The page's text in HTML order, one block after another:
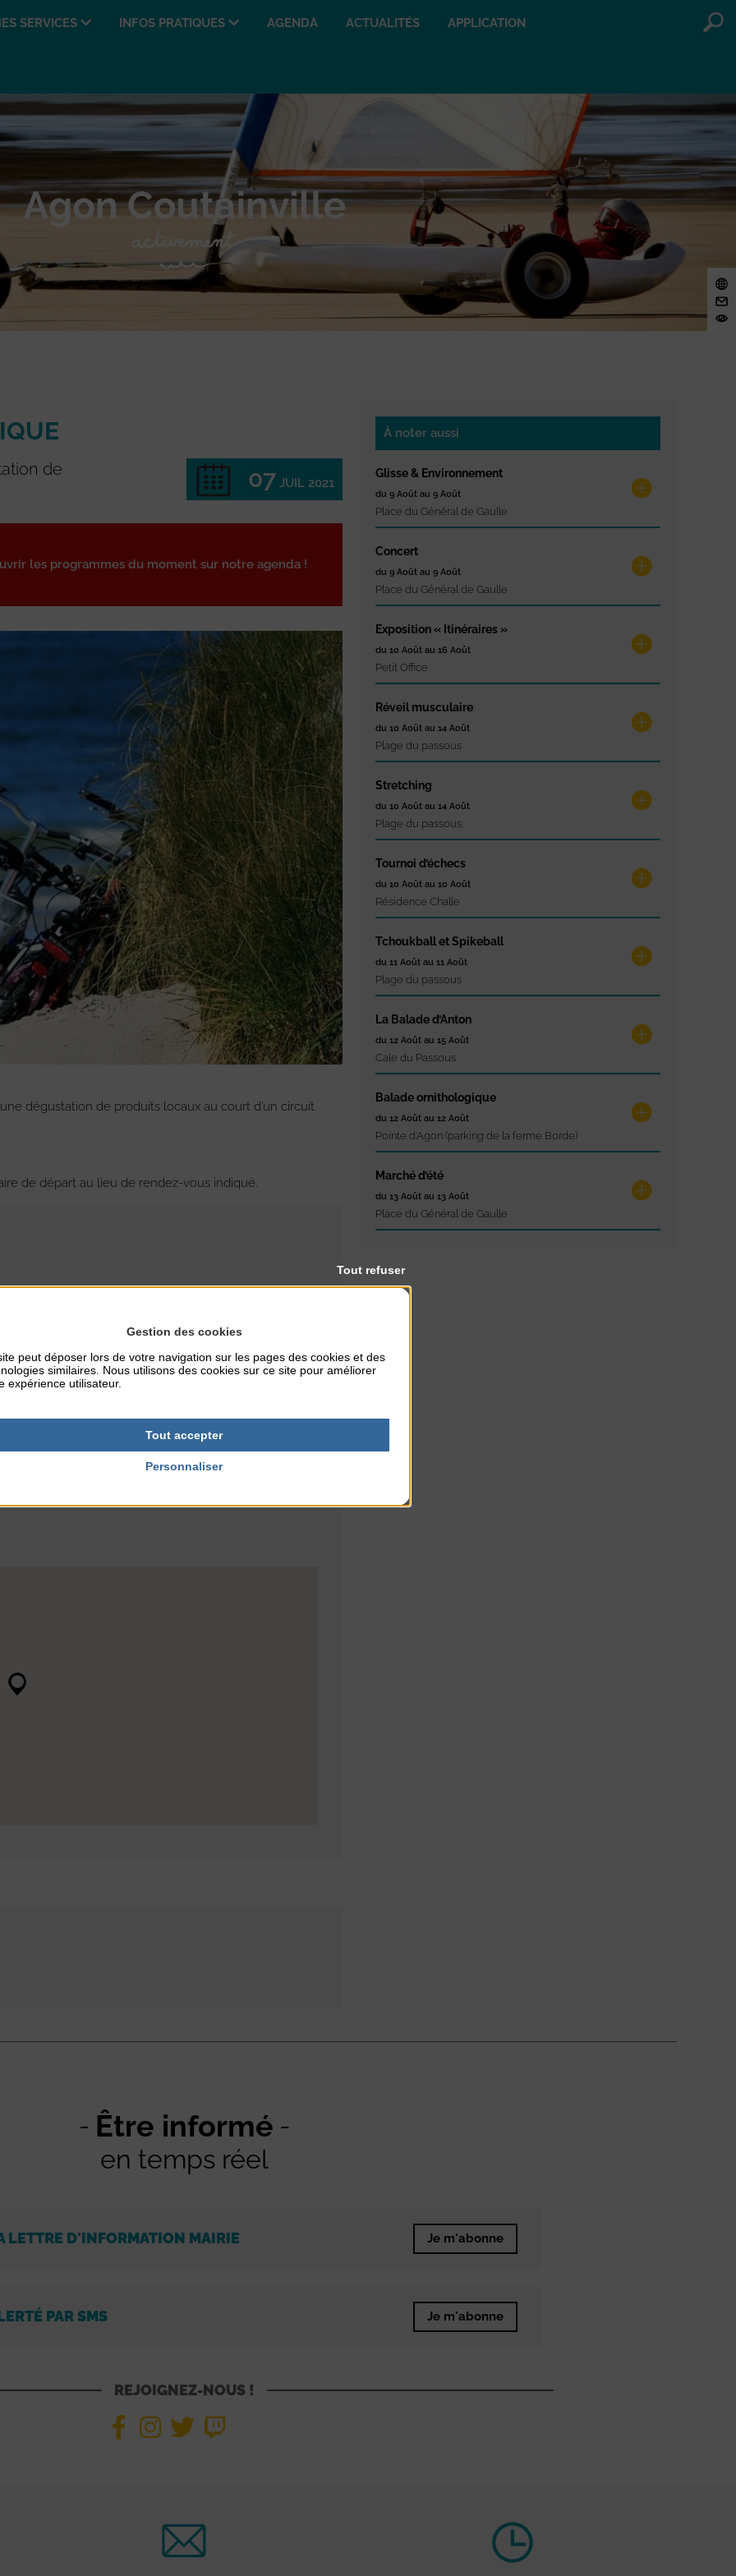
SERVICES INFOS PRATIQUES AGENDA ACTUALITÉS APPLICATION
de 07 JUIL 2021
les programmes du moment sur notre agenda !
dégustation de produits locaux au court d’un circuit
de départ au lieu de rendez-vous indiqué.
45€ (+ de 15 ans)
30€ (de 8 à 15 ans)
20€/pers. venant avec son
À noter aussi
Glisse & Environnement
du 9 Août au 9 Août
Place du Général de Gaulle
Concert
du 9 Août au 9 Août
Place du Général de Gaulle
Exposition « Itinéraires »
du 10 Août au 16 Août
Petit Office
Réveil musculaire
du 10 Août au 14 Août
Plage du passous
Stretching
du 10 Août au 14 Août
Plage du passous
Tournoi d’échecs
du 10 Août au 10 Août
Résidence Challe
Tchoukball et Spikeball
du 11 Août au 11 Août
Plage du passous
La Balade d’Anton
du 12 Août au 15 Août
Cale du Passous
Balade ornithologique
du 12 Août au 12 Août
Pointe d'Agon (parking de la ferme Borde)
Marché d’été
du 13 Août au 13 Août
Place du Général de Gaulle
Être informé
en temps réel
LETTRE D'INFORMATION MAIRIE Je m'abonne
PAR SMS Je m'abonne
REJOIGNEZ-NOUS !
Gestion des cookies
peut déposer lors de votre navigation sur les pages des cookies et des
similaires. Nous utilisons des cookies sur ce site pour améliorer
expérience utilisateur.
Tout accepter
Tout refuser
Personnaliser